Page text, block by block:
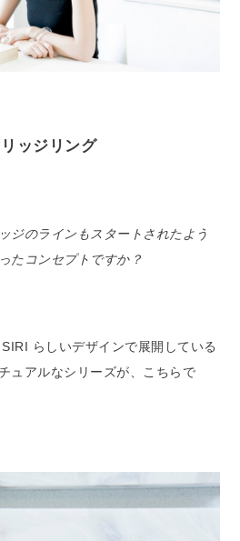
ッジリング
ジのラインもスタートされたよう
たコンセプトですか？
らしいデザインで展開している
ュアルなシリーズが、こちらで